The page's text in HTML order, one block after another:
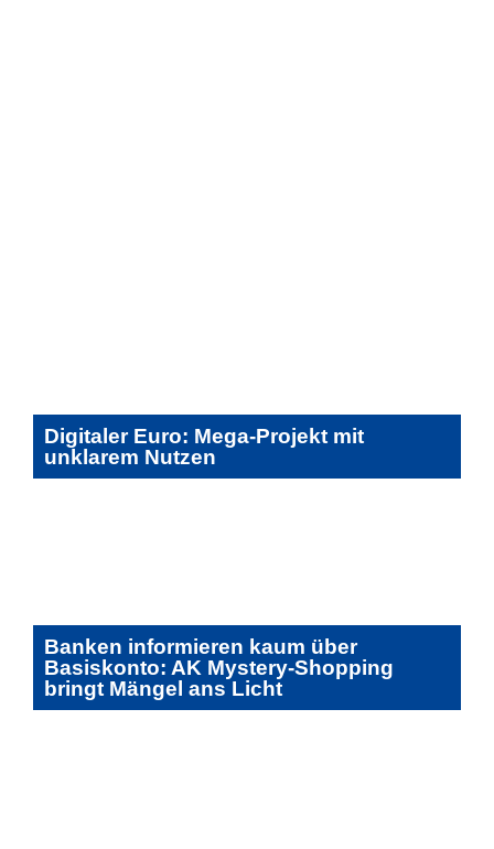
Digitaler Euro: Mega-Projekt mit
unklarem Nutzen
Banken informieren kaum über
Basiskonto: AK Mystery-Shopping
bringt Mängel ans Licht